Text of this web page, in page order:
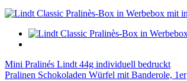
Mini Pralinés Lindt 44g individuell bedruckt
Pralinen Schokoladen Würfel mit Banderole, 1er